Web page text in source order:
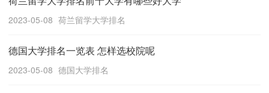
2023-05-08 荷兰留学大学排名
德国大学排名一览表 怎样选校院呢
2023-05-08 德国大学排名